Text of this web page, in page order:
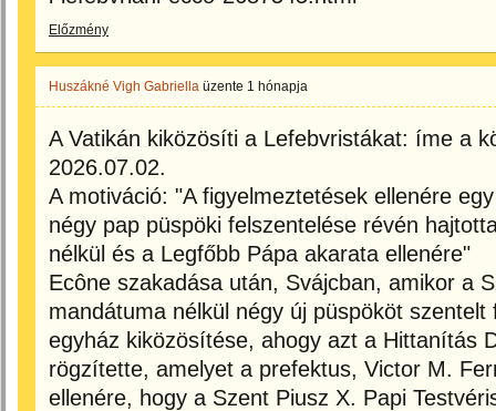
Előzmény
Huszákné Vigh Gabriella üzente 1 hónapja
A Vatikán kiközösíti a Lefebvristákat: íme a
2026.07.02.
A motiváció: "A figyelmeztetések ellenére
négy pap püspöki felszentelése révén
nélkül és a Legfőbb Pápa akarata ellenére"
Ecône szakadása után, Svájcban, amikor a
mandátuma nélkül négy új püspököt
egyház kiközösítése, ahogy azt a Hittanítás
rögzítette, amelyet a prefektus, Victor M.
ellenére, hogy a Szent Piusz X. Papi